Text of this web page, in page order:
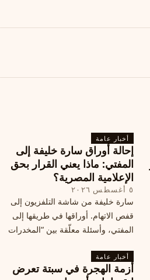
أخبار عامة
إحالة أوراق سارة خليفة إلى
المفتي: ماذا يعني القرار بحق
الإعلامية المصرية؟
٥ أغسطس ٢٠٢٦
سارة خليفة من شاشة التلفزيون إلى
قفص الاتهام. أوراقها في طريقها إلى
المفتي، وأسئلة معلّقة بين “المخدرات
أخبار عامة
أزمة الهجرة في سبتة تعرض